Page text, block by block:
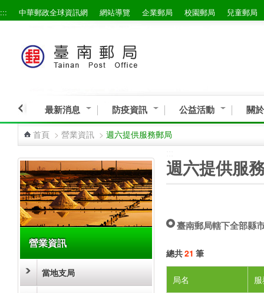
跳到主要內容區塊
::: 中華郵政全球資訊網 網站導覽 企業郵局 校園郵局 兒童郵局
最新消息 防疫資訊 公益活動 關
首頁 > 營業資訊 > 週六提供服務郵局
營業資訊
當地支局
週六提供服
臺南郵局轄下全部縣
總共21 筆
局名